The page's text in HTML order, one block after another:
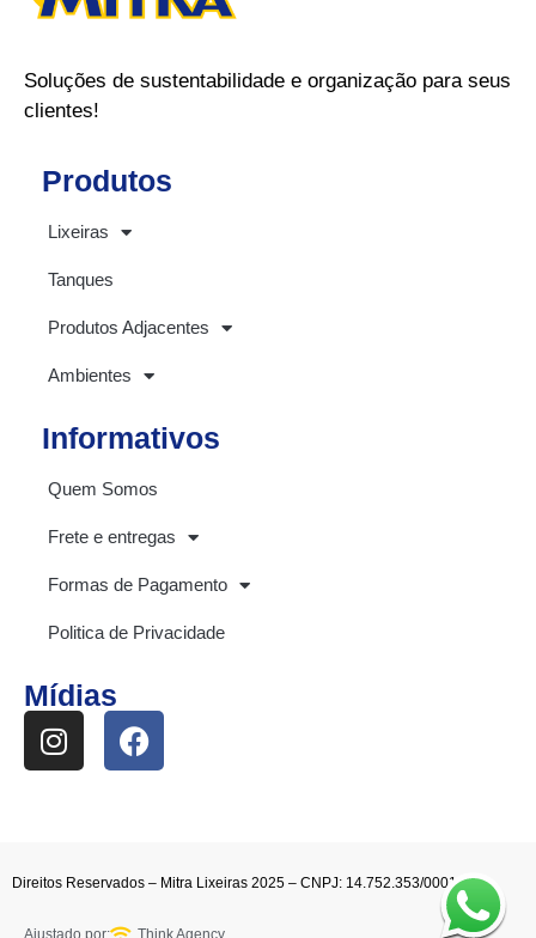
Soluções de sustentabilidade e organização para seus
clientes!
Produtos
Lixeiras
Tanques
Produtos Adjacentes
Ambientes
Informativos
Quem Somos
Frete e entregas
Formas de Pagamento
Politica de Privacidade
Mídias
Direitos Reservados – Mitra Lixeiras 2025 – CNPJ: 14.752.353/0001-52
Ajustado por: Think Agency